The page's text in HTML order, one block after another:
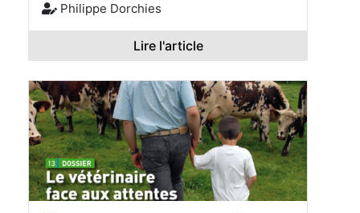
Philippe Dorchies
Lire l'article